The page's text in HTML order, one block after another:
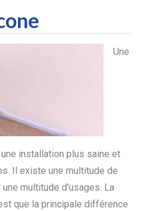
Une
installation plus saine et
Il existe une multitude de
multitude d'usages. La
que la principale différence